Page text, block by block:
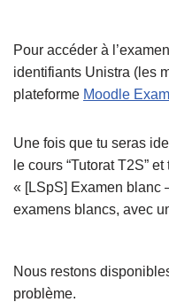
Pour accéder à
identifiants Unistra (les
plateforme Moodle
Une fois que tu seras
le cours “Tutorat T2S”
« [LSpS] Examen blanc
examens blancs, avec
Nous restons
problème.